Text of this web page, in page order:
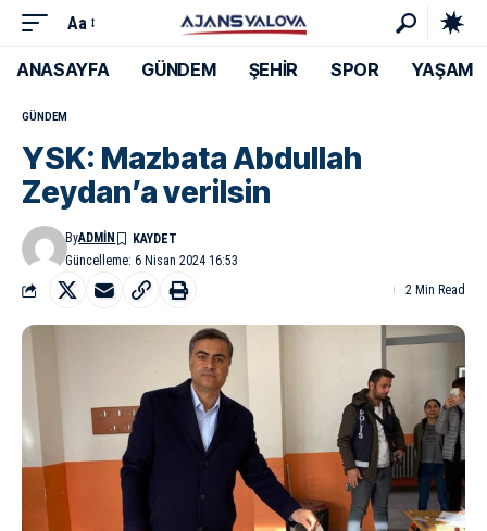
Aa
ANASAYFA GÜNDEM ŞEHİR SPOR YAŞAM
GÜNDEM
YSK: Mazbata Abdullah
Zeydan’a verilsin
Güncelleme: 6 Nisan 2024 16:53
ByADMIN
2 Min Read